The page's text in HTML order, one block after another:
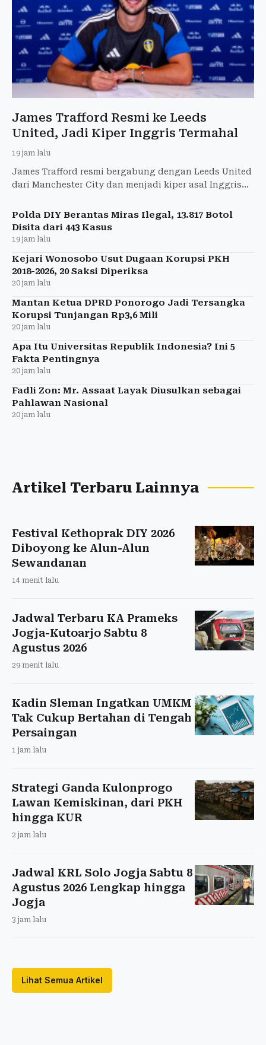
James Trafford Resmi ke Leeds
United, Jadi Kiper Inggris Termahal
19 jam lalu
James Trafford resmi bergabung dengan Leeds United
dari Manchester City dan menjadi kiper asal Inggris
Polda DIY Berantas Miras Ilegal, 13.817 Botol
Disita dari 443 Kasus
19 jam lalu
Kejari Wonosobo Usut Dugaan Korupsi PKH
2018-2026, 20 Saksi Diperiksa
20 jam lalu
Mantan Ketua DPRD Ponorogo Jadi Tersangka
Korupsi Tunjangan Rp3,6 Mili
20 jam lalu
Apa Itu Universitas Republik Indonesia? Ini 5
Fakta Pentingnya
20 jam lalu
Fadli Zon: Mr. Assaat Layak Diusulkan sebagai
Pahlawan Nasional
20 jam lalu
Artikel Terbaru Lainnya
Festival Kethoprak DIY 2026
Diboyong ke Alun-Alun
Sewandanan
14 menit lalu
Jadwal Terbaru KA Prameks
Jogja-Kutoarjo Sabtu 8
Agustus 2026
29 menit lalu
Kadin Sleman Ingatkan UMKM
Tak Cukup Bertahan di Tengah
Persaingan
1 jam lalu
Strategi Ganda Kulonprogo
Lawan Kemiskinan, dari PKH
hingga KUR
2 jam lalu
Jadwal KRL Solo Jogja Sabtu 8
Agustus 2026 Lengkap hingga
Jogja
3 jam lalu
Lihat Semua Artikel